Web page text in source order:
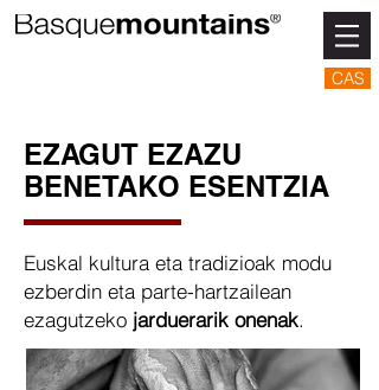
CAS
EZAGUT EZAZU
BENETAKO ESENTZIA
Euskal kultura eta tradizioak modu
ezberdin eta parte-hartzailean
ezagutzeko jarduerarik onenak.